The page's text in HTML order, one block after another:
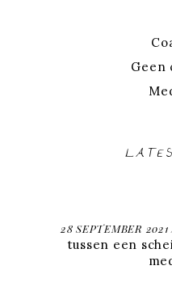
Geen
28 SEPTEMBER 2021
tussen een